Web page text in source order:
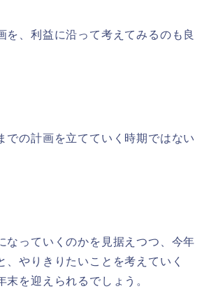
を、利益に沿って考えてみるのも良
での計画を立てていく時期ではない
なっていくのかを見据えつつ、今年
、やりきりたいことを考えていく
末を迎えられるでしょう。